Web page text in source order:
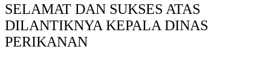
SELAMAT DAN SUKSES ATAS
DILANTIKNYA KEPALA DINAS
PERIKANAN